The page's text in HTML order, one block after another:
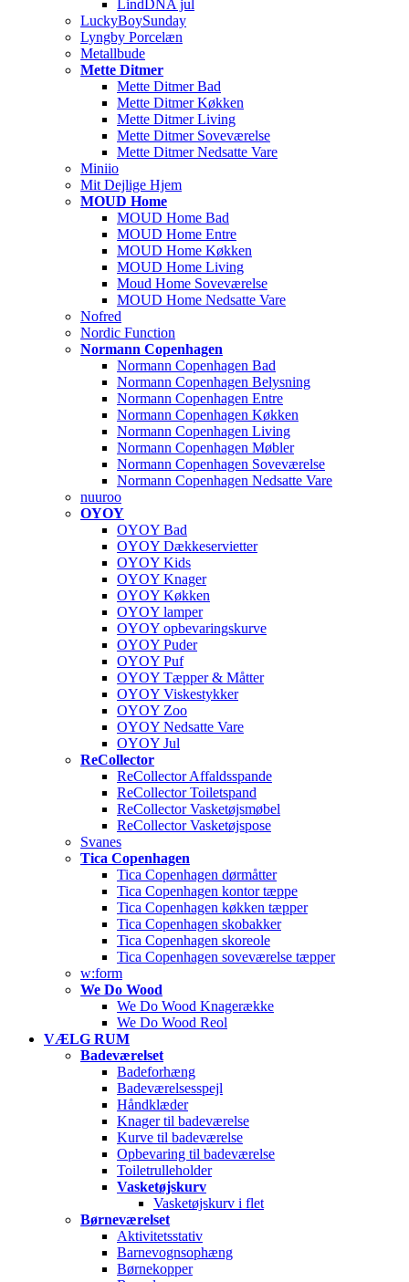
LindDNA jul
LuckyBoySunday
Lyngby Porcelæn
Metallbude
Mette Ditmer
Mette Ditmer Bad
Mette Ditmer Køkken
Mette Ditmer Living
Mette Ditmer Soveværelse
Mette Ditmer Nedsatte Vare
Miniio
Mit Dejlige Hjem
MOUD Home
MOUD Home Bad
MOUD Home Entre
MOUD Home Køkken
MOUD Home Living
Moud Home Soveværelse
MOUD Home Nedsatte Vare
Nofred
Nordic Function
Normann Copenhagen
Normann Copenhagen Bad
Normann Copenhagen Belysning
Normann Copenhagen Entre
Normann Copenhagen Køkken
Normann Copenhagen Living
Normann Copenhagen Møbler
Normann Copenhagen Soveværelse
Normann Copenhagen Nedsatte Vare
nuuroo
OYOY
OYOY Bad
OYOY Dækkeservietter
OYOY Kids
OYOY Knager
OYOY Køkken
OYOY lamper
OYOY opbevaringskurve
OYOY Puder
OYOY Puf
OYOY Tæpper & Måtter
OYOY Viskestykker
OYOY Zoo
OYOY Nedsatte Vare
OYOY Jul
ReCollector
ReCollector Affaldsspande
ReCollector Toiletspand
ReCollector Vasketøjsmøbel
ReCollector Vasketøjspose
Svanes
Tica Copenhagen
Tica Copenhagen dørmåtter
Tica Copenhagen kontor tæppe
Tica Copenhagen køkken tæpper
Tica Copenhagen skobakker
Tica Copenhagen skoreole
Tica Copenhagen soveværelse tæpper
w:form
We Do Wood
We Do Wood Knagerække
We Do Wood Reol
VÆLG RUM
Badeværelset
Badeforhæng
Badeværelsesspejl
Håndklæder
Knager til badeværelse
Kurve til badeværelse
Opbevaring til badeværelse
Toiletrulleholder
Vasketøjskurv
Vasketøjskurv i flet
Børneværelset
Aktivitetsstativ
Barnevognsophæng
Børnekopper